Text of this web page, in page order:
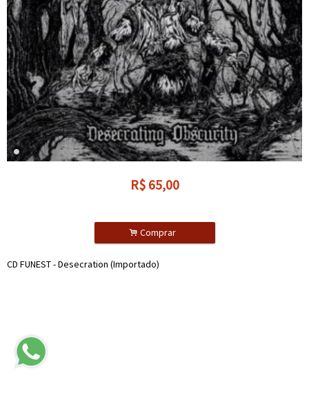
R$ 65,00
. Comprar
CD FUNEST - Desecration (Importado)